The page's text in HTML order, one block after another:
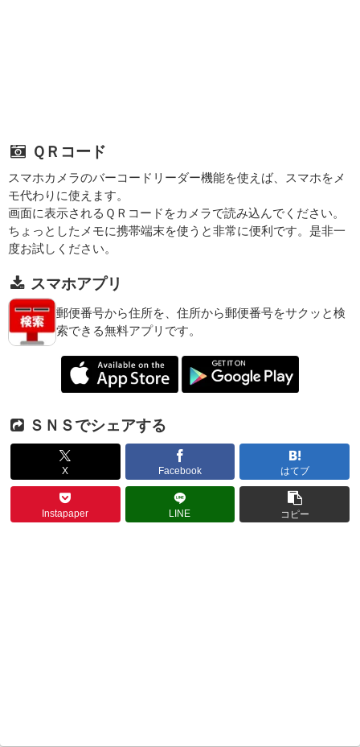
ＱＲコード
スマホカメラのバーコードリーダー機能を使えば、スマホをメ
モ代わりに使えます。
画面に表示されるＱＲコードをカメラで読み込んでください。
ちょっとしたメモに携帯端末を使うと非常に便利です。是非一
度お試しください。
スマホアプリ
郵便番号から住所を、住所から郵便番号をサクッと検
索できる無料アプリです。
ＳＮＳでシェアする
X Facebook はてブ
Instapaper LINE コピー